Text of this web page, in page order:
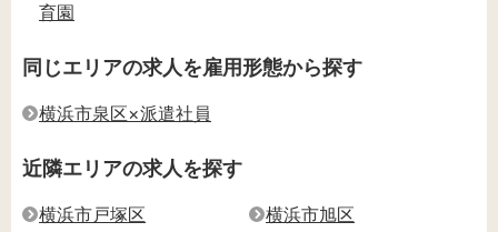
育園
同じエリアの求人を雇用形態から探す
横浜市泉区×派遣社員
近隣エリアの求人を探す
横浜市戸塚区 横浜市旭区